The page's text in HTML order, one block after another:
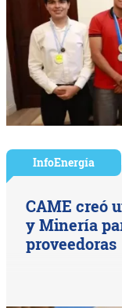
InfoEnergía
CAME creó
y Minería
proveedoras